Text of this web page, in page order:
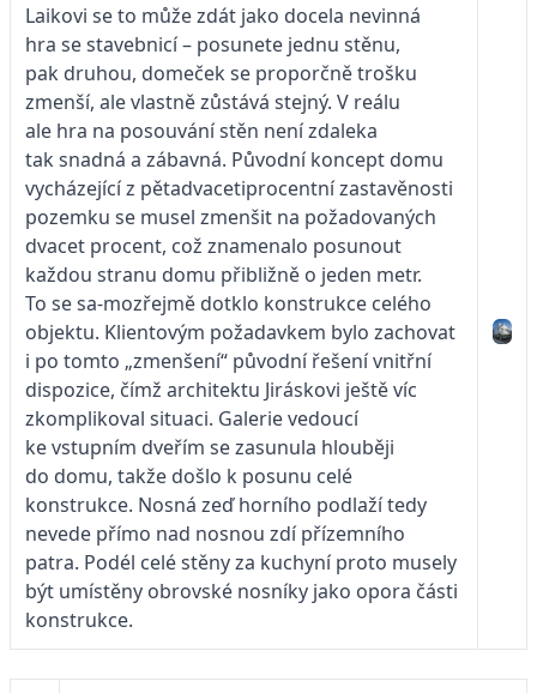
Laikovi se to může zdát jako docela ne­vinná
hra se stavebnicí – posunete jednu stěnu,
pak druhou, domeček se proporčně trošku
zmenší, ale vlastně zůstává stejný. V reálu
ale hra na posouvání stěn není zdaleka
tak snadná a zábavná. Původní koncept domu
vycházející z pětadvace­tiprocentní za­sta­věnosti
pozemku se musel zmenšit na požadovaných
dvacet procent, což znamenalo posunout
každou stranu domu přibližně o jeden metr.
To se sa-mozřejmě dotklo konstrukce ce­lého
objektu. Klientovým požadavkem bylo zachovat
i po tomto „zmenšení“ původní řešení vnitřní
dispozice, čímž architektu Jiráskovi ještě víc
zkomplikoval situaci. Galerie vedoucí
ke vstupním dveřím se zasunula hlouběji
do domu, takže došlo k posunu celé
konstrukce. Nosná zeď horního podlaží tedy
nevede přímo nad nosnou zdí přízemního
patra. Podél celé stěny za kuchyní proto musely
být umístě­ny obrovské nosníky jako opora části
konstrukce.